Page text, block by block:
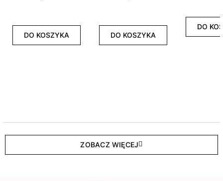
DO KOSZYKA DO KOSZYKA
DO
ZOBACZ WIĘCEJ